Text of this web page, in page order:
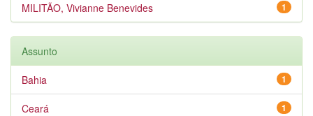
1
MILITÃO, Vivianne Benevides
Assunto
1
Bahia
1
Ceará